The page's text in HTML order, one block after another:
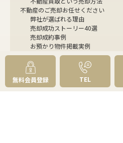
不動産のご売却お任せください
弊社が選ばれる理由
売却成功ストーリー40選
売却成約事例
お預かり物件掲載実例
無料実査定予約
住まいのお悩み別
無料会員登録 TEL